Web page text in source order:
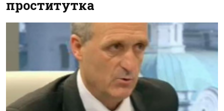
проститутка